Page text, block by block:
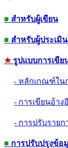
■ สำหรับผู้เขียน
■ สำหรับผู้ประเมิ
★รูปแบบการเขีย
- หลักเกณฑ์ใน
- การเขียนอ้า
- การปรับราย
■ การปรับปรุงข้